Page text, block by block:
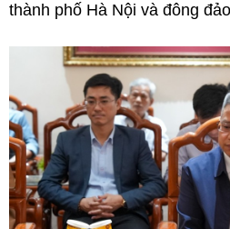
thành phố Hà Nội và đông